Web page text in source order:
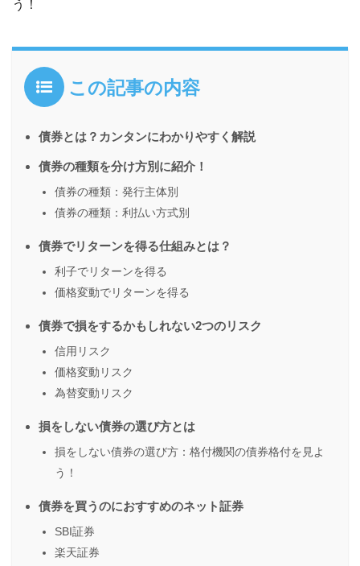
う！
この記事の内容
債券とは？カンタンにわかりやすく解説
債券の種類を分け方別に紹介！
債券の種類：発行主体別
債券の種類：利払い方式別
債券でリターンを得る仕組みとは？
利子でリターンを得る
価格変動でリターンを得る
債券で損をするかもしれない2つのリスク
信用リスク
価格変動リスク
為替変動リスク
損をしない債券の選び方とは
損をしない債券の選び方：格付機関の債券格付を見よ
う！
債券を買うのにおすすめのネット証券
SBI証券
楽天証券